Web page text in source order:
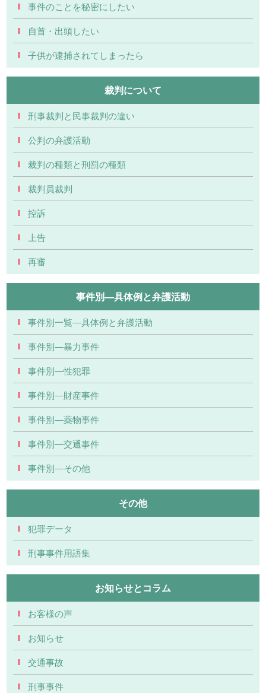
事件のことを秘密にしたい
自首・出頭したい
子供が逮捕されてしまったら
裁判について
刑事裁判と民事裁判の違い
公判の弁護活動
裁判の種類と刑罰の種類
裁判員裁判
控訴
上告
再審
事件別―具体例と弁護活動
事件別一覧―具体例と弁護活動
事件別―暴力事件
事件別―性犯罪
事件別―財産事件
事件別―薬物事件
事件別―交通事件
事件別―その他
その他
犯罪データ
刑事事件用語集
お知らせとコラム
お客様の声
お知らせ
交通事故
刑事事件